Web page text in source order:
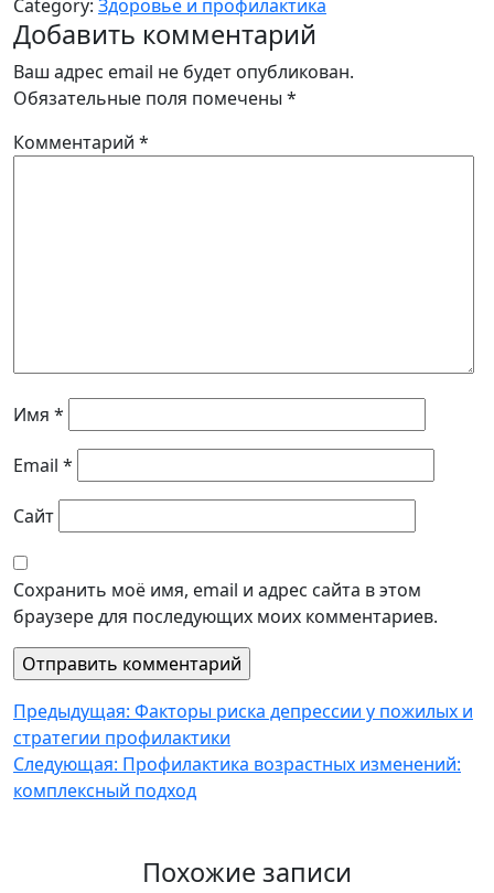
Category: Здоровье и профилактика
Добавить комментарий
Ваш адрес email не будет опубликован.
Обязательные поля помечены *
Комментарий *
Имя *
Email *
Сайт
Сохранить моё имя, email и адрес сайта в этом
браузере для последующих моих комментариев.
Навигация
по
записям
Предыдущая: Факторы риска депрессии у пожилых и
стратегии профилактики
Следующая: Профилактика возрастных изменений:
комплексный подход
Похожие записи